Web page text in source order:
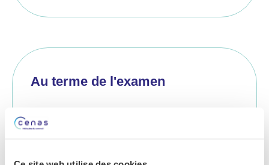
Au terme de l'examen
À votre réveil, retirez l’actimètre.